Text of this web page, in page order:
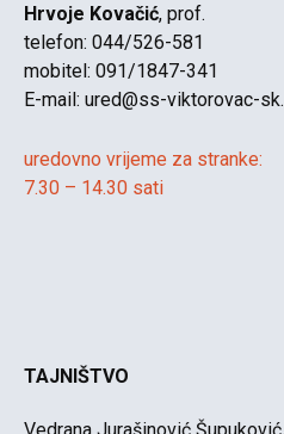
Hrvoje Kovačić, prof.
telefon: 044/526-581
mobitel: 091/1847-341
E-mail: ured@ss-viktorovac-
uredovno vrijeme za stranke:
7.30 – 14.30 sati
TAJNIŠTVO